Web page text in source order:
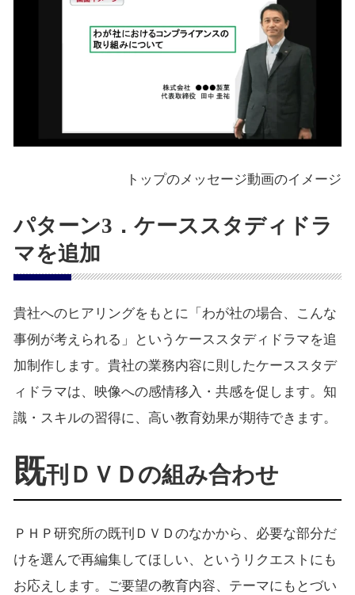
トップのメッセージ動画のイメージ
パターン3．ケーススタディドラ
マを追加
貴社へのヒアリングをもとに「わが社の場合、こんな
事例が考えられる」というケーススタディドラマを追
加制作します。貴社の業務内容に則したケーススタデ
ィドラマは、映像への感情移入・共感を促します。知
識・スキルの習得に、高い教育効果が期待できます。
既刊ＤＶＤの組み合わせ
ＰＨＰ研究所の既刊ＤＶＤのなかから、必要な部分だ
けを選んで再編集してほしい、というリクエストにも
お応えします。ご要望の教育内容、テーマにもとづい